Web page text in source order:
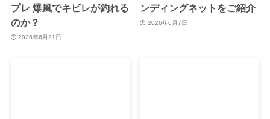
プレ 爆風でキビレが釣れる
のか？
2026年6月21日
ンディングネットをご紹介
2026年6月7日